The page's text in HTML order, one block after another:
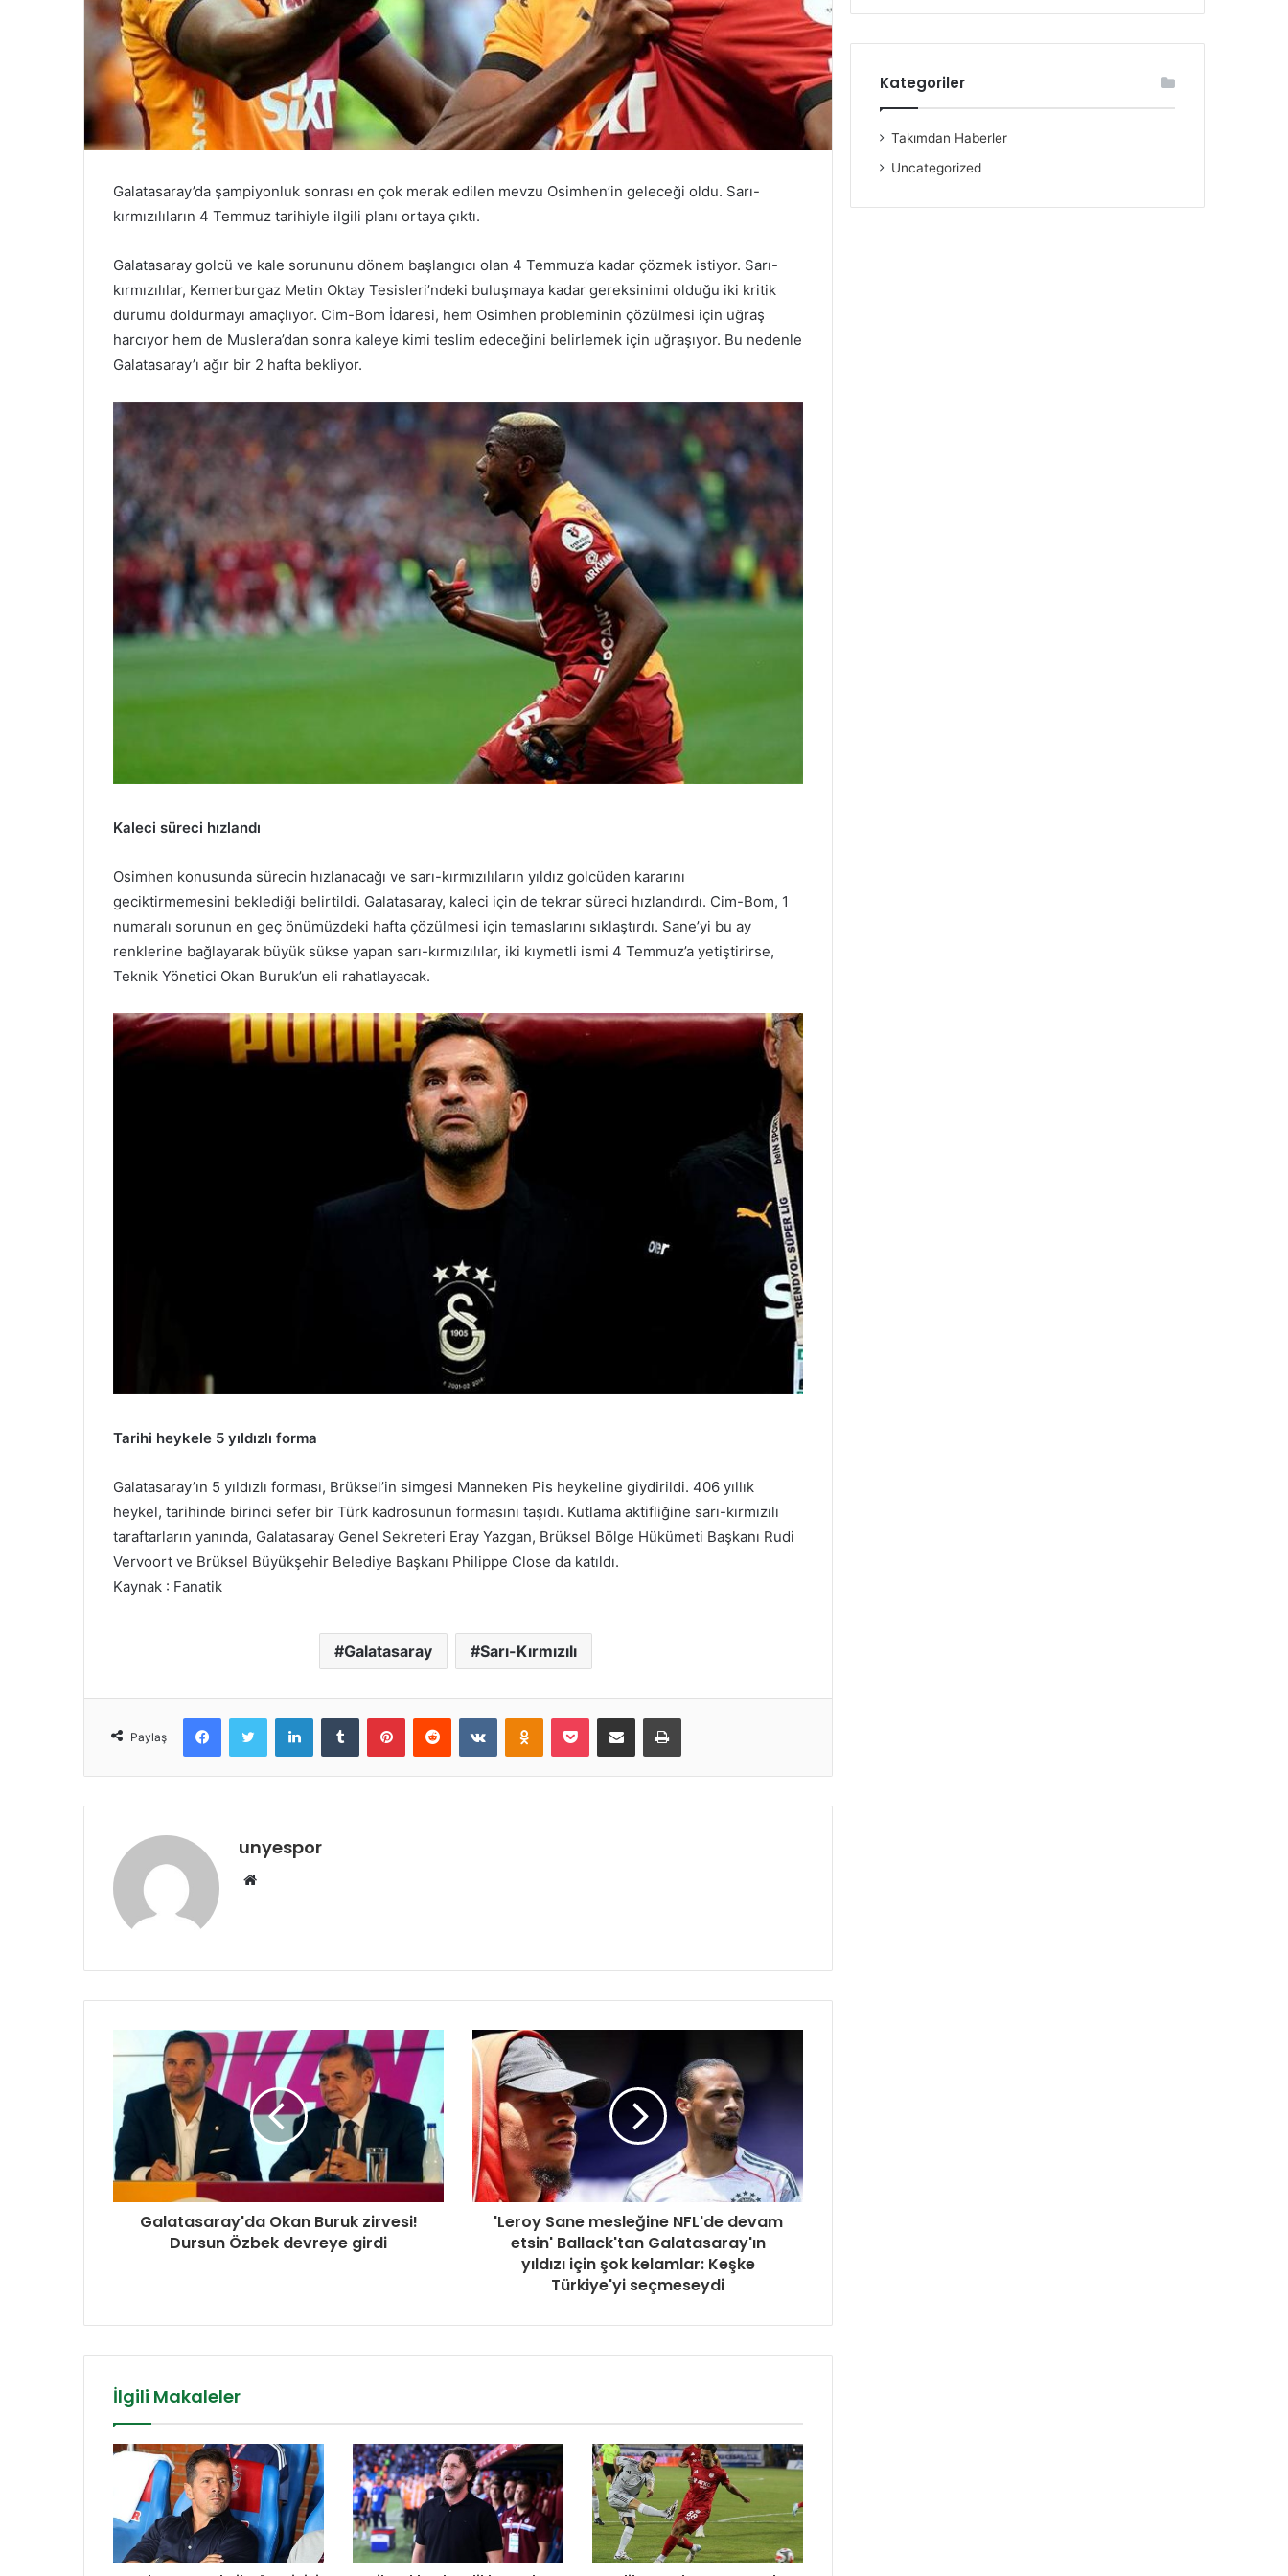
Galatasaray’da şampiyonluk sonrası en çok merak edilen mevzu Osimhen’in geleceği oldu. Sarı-
kırmızılıların 4 Temmuz tarihiyle ilgili planı ortaya çıktı.
Galatasaray golcü ve kale sorununu dönem başlangıcı olan 4 Temmuz’a kadar çözmek istiyor. Sarı-
kırmızılılar, Kemerburgaz Metin Oktay Tesisleri’ndeki buluşmaya kadar gereksinimi olduğu iki kritik
durumu doldurmayı amaçlıyor. Cim-Bom İdaresi, hem Osimhen probleminin çözülmesi için uğraş
harcıyor hem de Muslera’dan sonra kaleye kimi teslim edeceğini belirlemek için uğraşıyor. Bu nedenle
Galatasaray’ı ağır bir 2 hafta bekliyor.
Kaleci süreci hızlandı
Osimhen konusunda sürecin hızlanacağı ve sarı-kırmızılıların yıldız golcüden kararını
geciktirmemesini beklediği belirtildi. Galatasaray, kaleci için de tekrar süreci hızlandırdı. Cim-Bom, 1
numaralı sorunun en geç önümüzdeki hafta çözülmesi için temaslarını sıklaştırdı. Sane’yi bu ay
renklerine bağlayarak büyük sükse yapan sarı-kırmızılılar, iki kıymetli ismi 4 Temmuz’a yetiştirirse,
Teknik Yönetici Okan Buruk’un eli rahatlayacak.
Tarihi heykele 5 yıldızlı forma
Galatasaray’ın 5 yıldızlı forması, Brüksel’in simgesi Manneken Pis heykeline giydirildi. 406 yıllık
heykel, tarihinde birinci sefer bir Türk kadrosunun formasını taşıdı. Kutlama aktifliğine sarı-kırmızılı
taraftarların yanında, Galatasaray Genel Sekreteri Eray Yazgan, Brüksel Bölge Hükümeti Başkanı Rudi
Vervoort ve Brüksel Büyükşehir Belediye Başkanı Philippe Close da katıldı.
Kaynak : Fanatik
Galatasaray Sarı-Kırmızılı
Paylaş
FacebookTwitter LinkedInTumblr PinterestReddit VKontakteOdnoklassniki
Pocket E-Posta ile paylaş Yazdır
unyespor
Web
Galatasaray'da Okan Buruk zirvesi!
Dursun Özbek devreye girdi
'Leroy Sane mesleğine NFL'de devam
etsin' Ballack'tan Galatasaray'ın
yıldızı için şok kelamlar: Keşke
Türkiye'yi seçmeseydi
İlgili Makaleler
Kategoriler
Takımdan Haberler
Uncategorized